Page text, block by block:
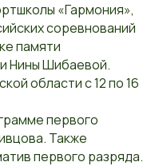
«Гармония»,
соревнований
памяти
Нины Шибаевой.
области с 12 по 16
первого
Также
первого разряда.